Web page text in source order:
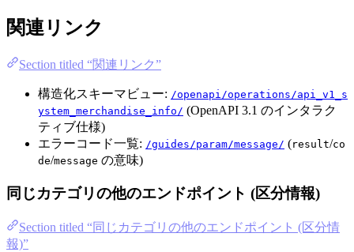
関連リンク
Section titled “関連リンク”
構造化スキーマビュー: /openapi/operations/api_v1_s
ystem_merchandise_info/ (OpenAPI 3.1 のインタラク
ティブ仕様)
エラーコード一覧: /guides/param/message/ (result/co
de/message の意味)
同じカテゴリの他のエンドポイント (区分情報)
Section titled “同じカテゴリの他のエンドポイント (区分情
報)”